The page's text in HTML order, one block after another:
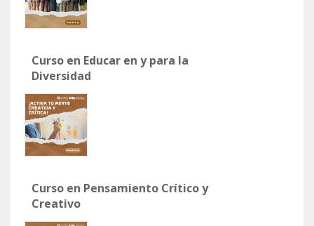
Curso en Educar en y para la
Diversidad
Curso en Pensamiento Crítico y
Creativo